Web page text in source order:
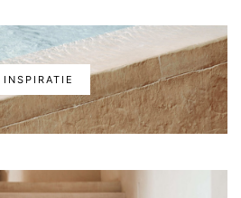
INSPIRATIE